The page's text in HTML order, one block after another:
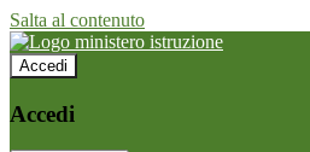
Salta al contenuto
Accedi
Accedi